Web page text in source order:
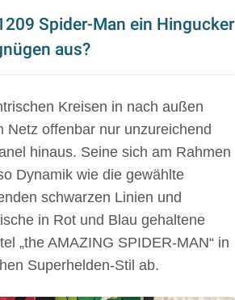
Spider-Man ein Hingucker
aus?
Kreisen in nach außen
Netz offenbar nur unzureichend
hinaus. Seine sich am Rahmen
Dynamik wie die gewählte
schwarzen Linien und
in Rot und Blau gehaltene
„the AMAZING SPIDER-MAN“ in
Superhelden-Stil ab.